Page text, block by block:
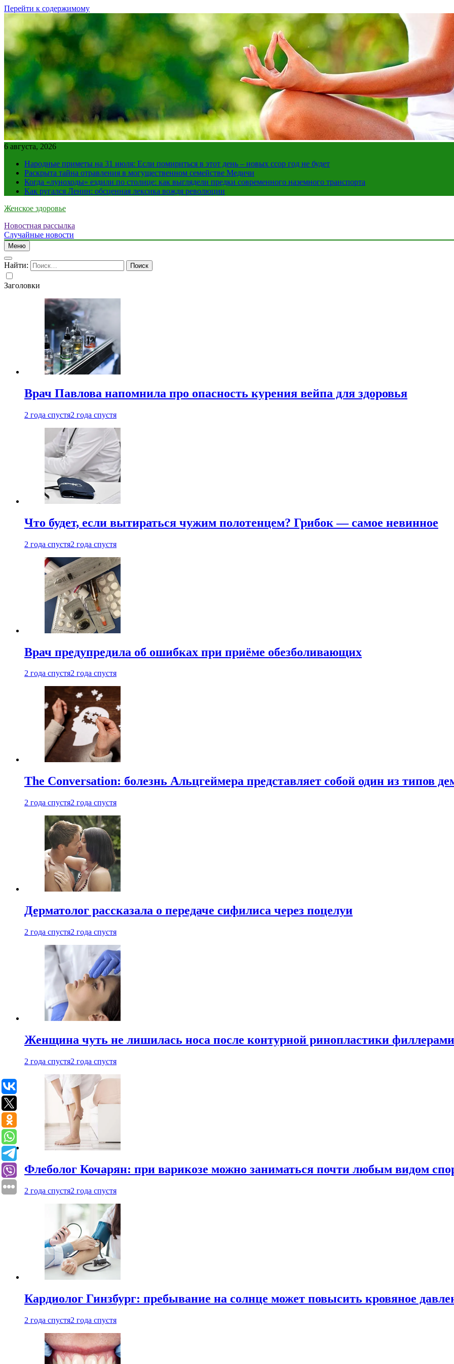
Перейти к содержимому
6 августа, 2026
Народные приметы на 31 июля: Если помириться в этот день – новых ссор год не будет
Раскрыта тайна отравления в могущественном семействе Медичи
Когда «луноходы» ездили по столице: как выглядели предки современного наземного транспорта
Как ругался Ленин: обсценная лексика вождя революции
Женское здоровье
Новостная рассылка
Случайные новости
Меню
Найти:
Заголовки
Врач Павлова напомнила про опасность курения вейпа для здоровья
2 года спустя2 года спустя
Что будет, если вытираться чужим полотенцем? Грибок — самое невинное
2 года спустя2 года спустя
Врач предупредила об ошибках при приëме обезболивающих
2 года спустя2 года спустя
The Conversation: болезнь Альцгеймера представляет собой один из типов
2 года спустя2 года спустя
Дерматолог рассказала о передаче сифилиса через поцелуи
2 года спустя2 года спустя
Женщина чуть не лишилась носа после контурной ринопластики филлерами
2 года спустя2 года спустя
Флеболог Кочарян: при варикозе можно заниматься почти любым видом
2 года спустя2 года спустя
Кардиолог Гинзбург: пребывание на солнце может повысить кровяное
2 года спустя2 года спустя